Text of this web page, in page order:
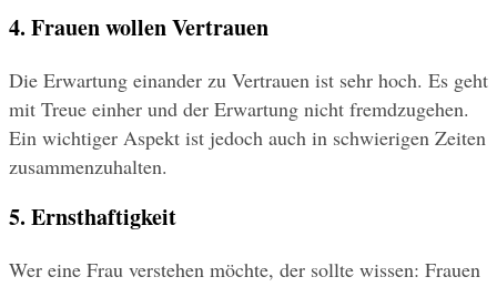
4. Frauen wollen Vertrauen
Die Erwartung einander zu Vertrauen ist sehr hoch. Es geht
mit Treue einher und der Erwartung nicht fremdzugehen.
Ein wichtiger Aspekt ist jedoch auch in schwierigen Zeiten
zusammenzuhalten.
5. Ernsthaftigkeit
Wer eine Frau verstehen möchte, der sollte wissen: Frauen